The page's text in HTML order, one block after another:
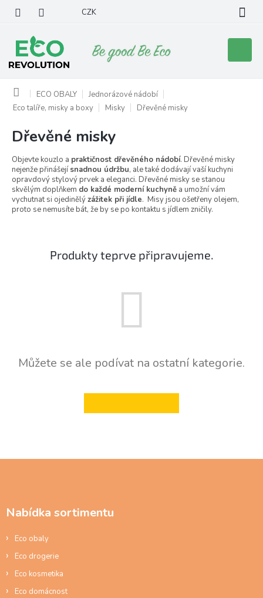
obsah
CZK
košík
Domů ECO OBALY
Jednorázové nádobí
Eco talíře, misky a boxy
Misky Dřevěné misky
Dřevěné misky
Objevte kouzlo a praktičnost dřevěného nádobí. Dřevěné misky
nejenže přinášejí snadnou údržbu, ale také dodávají vaší kuchyni
opravdový stylový prvek a eleganci. Dřevěné misky se stanou
skvělým doplňkem do každé moderní kuchyně a umožní vám
vychutnat si ojedinělýzážitek při jídle. Misy jsou ošetřeny olejem,
proto se nemusíte bát, že by se po kontaktu s jídlem zničily.
Produkty teprve připravujeme.
Můžete se ale podívat na ostatní kategorie.
Nabídka sortimentu
Eco obaly
Eco drogerie
Eco kosmetika
Eco domácnost